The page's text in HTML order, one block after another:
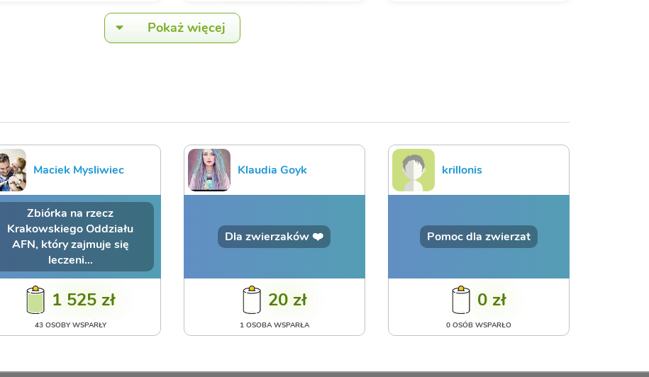
Pokaż więcej
Maciek Mysliwiec
Zbiórka na rzecz
Krakowskiego Oddziału
AFN, który zajmuje się
leczeni...
1 525 zł
43 OSOBY WSPARŁY
Klaudia Goyk
Dla zwierzaków ❤️
20 zł
1 OSOBA WSPARŁA
krillonis
Pomoc dla zwierzat
0 zł
0 OSÓB WSPARŁO